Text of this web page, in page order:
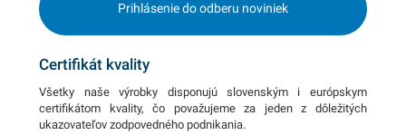
Prihlásenie do odberu noviniek
Certifikát kvality
Všetky naše výrobky disponujú slovenským i európskym
certifikátom kvality, čo považujeme za jeden z dôležitých
ukazovateľov zodpovedného podnikania.